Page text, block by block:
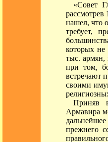
«Совет
рассмотрев
нашел, что
требует,
которых не
тыс. армян,
при том,
встречают
своими
Приняв
Армавира
прежнего